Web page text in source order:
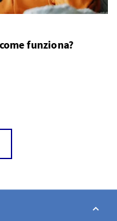
funziona?